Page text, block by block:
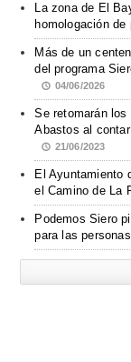
La zona de El
homologación de
Más de un
del programa
04/06/2026
Se retomarán
Abastos al
21/06/2023
El Ayuntamiento
el Camino de La
Podemos Siero
para las